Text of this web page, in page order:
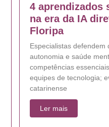
4 aprendizados
na era da IA
Floripa
Especialistas defendem
autonomia e saúde
competências
equipes de tecnologia;
catarinense
Ler mais